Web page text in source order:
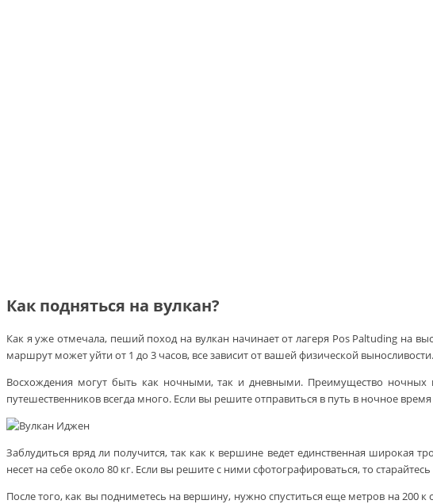
Как подняться на вулкан?
Как я уже отмечала, пеший поход на вулкан начинает от лагеря Pos Paltuding на
маршрут может уйти от 1 до 3 часов, все зависит от вашей физической выносливости.
Восхождения могут быть как ночными, так и дневными. Преимущество ночных
путешественников всегда много. Если вы решите отправиться в путь в ночное
Заблудиться вряд ли получится, так как к вершине ведет единственная широкая
несет на себе около 80 кг. Если вы решите с ними сфотографироваться, то
После того, как вы подниметесь на вершину, нужно спуститься еще метров на 200